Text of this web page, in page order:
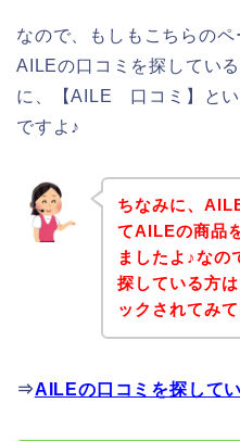
なので、もしもこちらのペ
AILEの口コミを探してい
に、【AILE 口コミ】と
ですよ♪
ちなみに、
てAILEの商品
ましたよ♪なの
探している方
ックされてみ
⇒AILEの口コミを探して